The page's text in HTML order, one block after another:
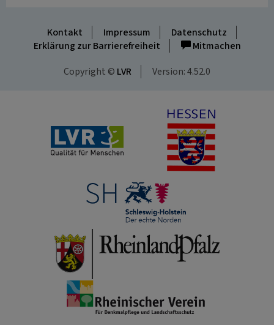
Kontakt Impressum
Datenschutz
Erklärung zur Barrierefreiheit
Mitmachen
Copyright © LVR Version: 4.52.0